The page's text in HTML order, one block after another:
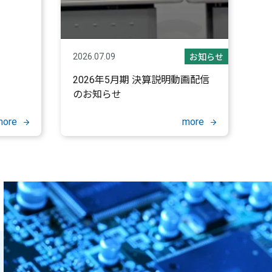
2026.07.09 お知らせ
2026年5月期 決算説明動画配信
のお知らせ
more